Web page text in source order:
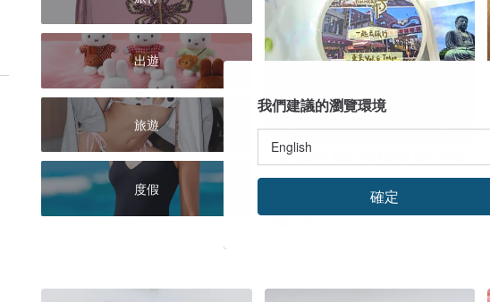
出遊
旅遊
度假
一起去旅行 東京 PET膠帶 底片 手帳
US$ 2.23
我們建議的瀏覽環境
確定